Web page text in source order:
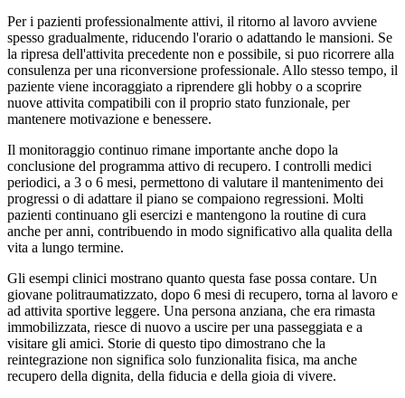
Per i pazienti professionalmente attivi, il ritorno al lavoro avviene
spesso gradualmente, riducendo l'orario o adattando le mansioni. Se
la ripresa dell'attivita precedente non e possibile, si puo ricorrere alla
consulenza per una riconversione professionale. Allo stesso tempo, il
paziente viene incoraggiato a riprendere gli hobby o a scoprire
nuove attivita compatibili con il proprio stato funzionale, per
mantenere motivazione e benessere.
Il monitoraggio continuo rimane importante anche dopo la
conclusione del programma attivo di recupero. I controlli medici
periodici, a 3 o 6 mesi, permettono di valutare il mantenimento dei
progressi o di adattare il piano se compaiono regressioni. Molti
pazienti continuano gli esercizi e mantengono la routine di cura
anche per anni, contribuendo in modo significativo alla qualita della
vita a lungo termine.
Gli esempi clinici mostrano quanto questa fase possa contare. Un
giovane politraumatizzato, dopo 6 mesi di recupero, torna al lavoro e
ad attivita sportive leggere. Una persona anziana, che era rimasta
immobilizzata, riesce di nuovo a uscire per una passeggiata e a
visitare gli amici. Storie di questo tipo dimostrano che la
reintegrazione non significa solo funzionalita fisica, ma anche
recupero della dignita, della fiducia e della gioia di vivere.